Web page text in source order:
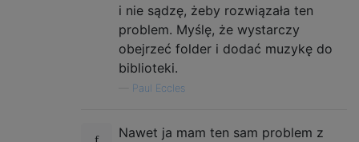
i nie sądzę, żeby rozwiązała ten
problem. Myślę, że wystarczy
obejrzeć folder i dodać muzykę do
biblioteki.
Paul Eccles
Nawet ja mam ten sam problem z